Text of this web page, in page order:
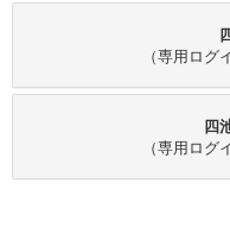
（専用ログ
四
（専用ログ